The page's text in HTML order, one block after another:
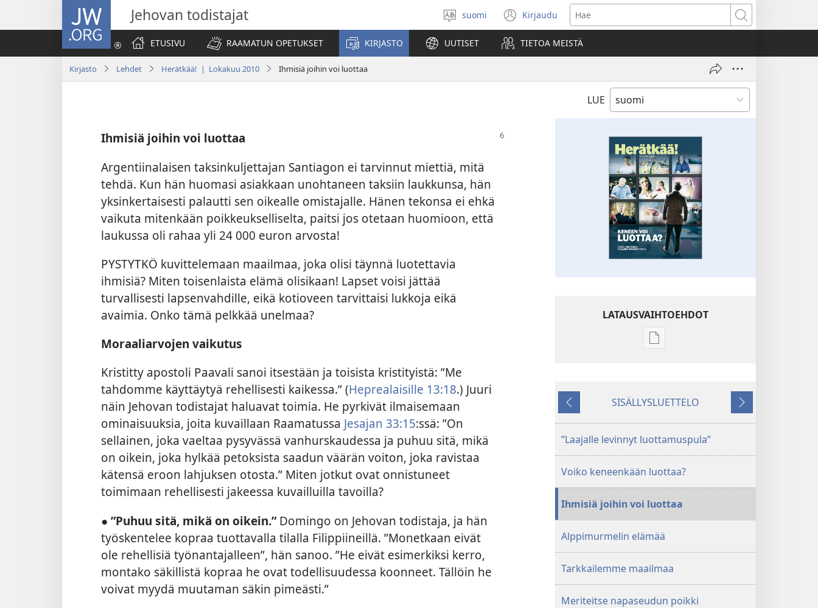
JW.ORG Jehovan todistajat
Valitse
kieli
suomi Kirjaudu
(avaa
uuden
ikkunan)
Hae
ETUSIVU
RAAMATUN OPETUKSET KIRJASTO UUTISET TIETOA MEISTÄ
Kirjasto Lehdet Herätkää! | Lokakuu 2010 Ihmisiä joihin voi luottaa
LUE
Ihmisiä joihin voi luottaa
Argentiinalaisen taksinkuljettajan Santiagon ei tarvinnut miettiä, mitä
tehdä. Kun hän huomasi asiakkaan unohtaneen taksiin laukkunsa, hän
yksinkertaisesti palautti sen oikealle omistajalle. Hänen tekonsa ei ehkä
vaikuta mitenkään poikkeukselliselta, paitsi jos otetaan huomioon, että
laukussa oli rahaa yli 24 000 euron arvosta!
PYSTYTKÖ kuvittelemaan maailmaa, joka olisi täynnä luotettavia
ihmisiä? Miten toisenlaista elämä olisikaan! Lapset voisi jättää
turvallisesti lapsenvahdille, eikä kotioveen tarvittaisi lukkoja eikä
avaimia. Onko tämä pelkkää unelmaa?
Moraaliarvojen vaikutus
Kristitty apostoli Paavali sanoi itsestään ja toisista kristityistä: ”Me
tahdomme käyttäytyä rehellisesti kaikessa.” (Heprealaisille 13:18.) Juuri
näin Jehovan todistajat haluavat toimia. He pyrkivät ilmaisemaan
ominaisuuksia, joita kuvaillaan Raamatussa Jesajan 33:15:ssä: ”On
sellainen, joka vaeltaa pysyvässä vanhurskaudessa ja puhuu sitä, mikä
on oikein, joka hylkää petoksista saadun väärän voiton, joka ravistaa
kätensä eroon lahjuksen otosta.” Miten jotkut ovat onnistuneet
toimimaan rehellisesti jakeessa kuvailluilla tavoilla?
● ”Puhuu sitä, mikä on oikein.”Domingo on Jehovan todistaja, ja hän
työskentelee kopraa tuottavalla tilalla Filippiineillä. ”Monetkaan eivät
ole rehellisiä työnantajalleen”, hän sanoo. ”He eivät esimerkiksi kerro,
montako säkillistä kopraa he ovat todellisuudessa koonneet. Tällöin he
voivat myydä muutaman säkin pimeästi.”
LATAUSVAIHTOEHDOT
Julkaisujen
Edellinen
SISÄLLYSLUETTELO
Seuraava
”Laajalle levinnyt luottamuspula”
Voiko keneenkään luottaa?
Ihmisiä joihin voi luottaa
Alppimurmelin elämää
Tarkkailemme maailmaa
Meriteitse napaseudun poikki